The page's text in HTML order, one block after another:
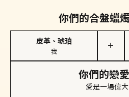
你們的合盤蠟
皮革、琥珀
我
＋
你們的戀
愛是一場偉